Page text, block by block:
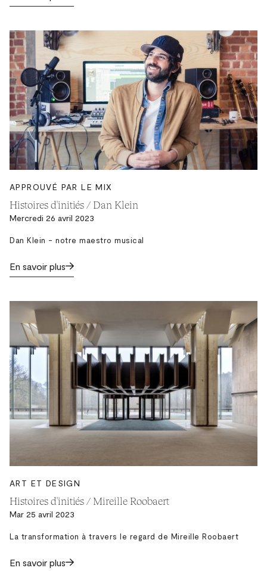
APPROUVÉ PAR LE MIX
Histoires d'initiés / Dan Klein
Mercredi 26 avril 2023
Dan Klein - notre maestro musical
En savoir plus
ART ET DESIGN
Histoires d'initiés / Mireille Roobaert
Mar 25 avril 2023
La transformation à travers le regard de Mireille Roobaert
En savoir plus